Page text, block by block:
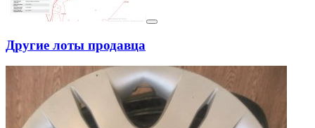
Другие лоты продавца